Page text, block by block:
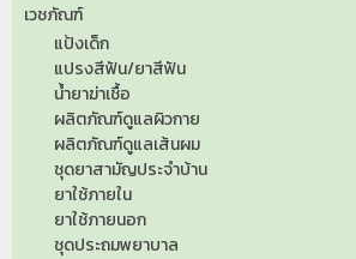
เวชภัณฑ์
แป้งเด็ก
แปรงสีฟัน/ยาสีฟัน
น้ำยาฆ่าเชื้อ
ผลิตภัณฑ์ดูแลผิวกาย
ผลิตภัณฑ์ดูแลเส้นผม
ชุดยาสามัญประจำบ้าน
ยาใช้ภายใน
ยาใช้ภายนอก
ชุดประถมพยาบาล